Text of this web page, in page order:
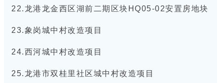
22.龙港龙金西区湖前二期区块HQ05-02安置房地块
23.象岗城中村改造项目
24.西河城中村改造项目
25.龙港市双桂里社区城中村改造项目